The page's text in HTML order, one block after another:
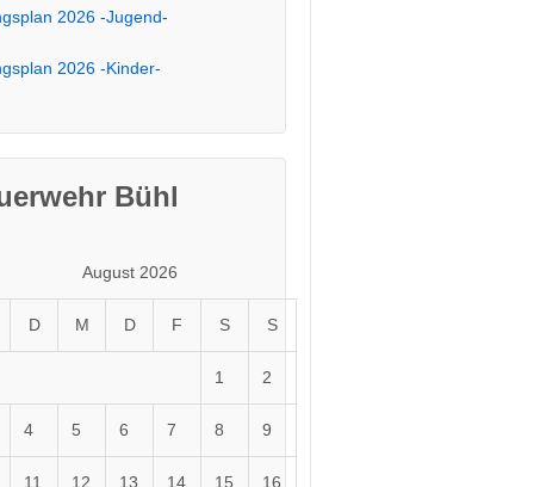
2026 -Jugend-
2026 -Kinder-
Bühl
August 2026
D M D F S S
1 2
4 5 6 7 8 9
11 12 13 14 15 16